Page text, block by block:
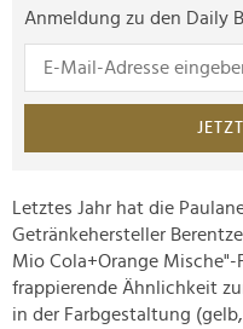
Anmeldung zu den Daily
Letztes Jahr hat die
Getränkehersteller
Mio Cola+Orange
frappierende Ähnlichkeit
in der Farbgestaltung